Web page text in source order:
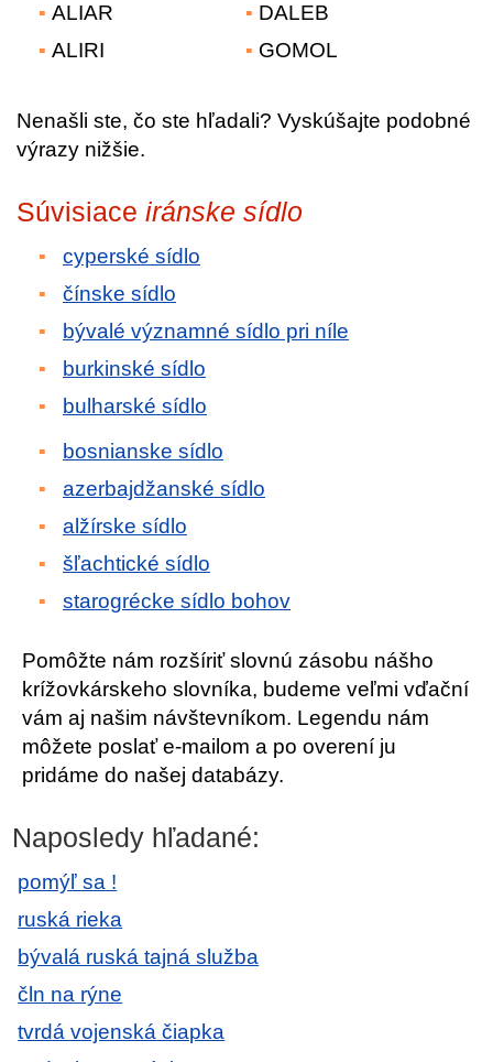
ALIAR
ALIRI
DALEB
GOMOL
Nenašli ste, čo ste hľadali? Vyskúšajte podobné
výrazy nižšie.
Súvisiace iránske sídlo
cyperské sídlo
čínske sídlo
bývalé významné sídlo pri níle
burkinské sídlo
bulharské sídlo
bosnianske sídlo
azerbajdžanské sídlo
alžírske sídlo
šľachtické sídlo
starogrécke sídlo bohov
Pomôžte nám rozšíriť slovnú zásobu nášho
krížovkárskeho slovníka, budeme veľmi vďační
vám aj našim návštevníkom. Legendu nám
môžete poslať e-mailom a po overení ju
pridáme do našej databázy.
Naposledy hľadané:
pomýľ sa !
ruská rieka
bývalá ruská tajná služba
čln na rýne
tvrdá vojenská čiapka